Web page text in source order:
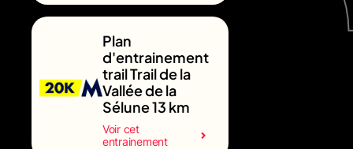
Plan
d'entrainement
trail Trail de la
Vallée de la
Sélune 13 km
Voir cet
entrainement